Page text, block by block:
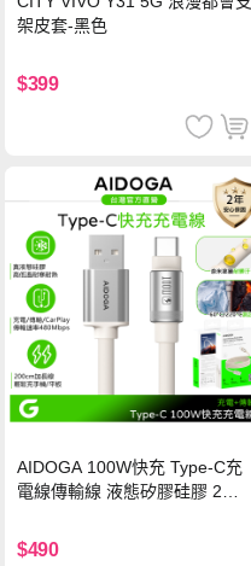
架皮套-黑色
$399
AIDOGA 100W快充 Type-C充
電線傳輸線 液態矽膠硅膠 2M
$490